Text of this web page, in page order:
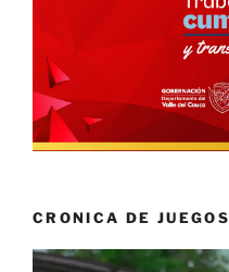
CRONICA DE
Reproductor